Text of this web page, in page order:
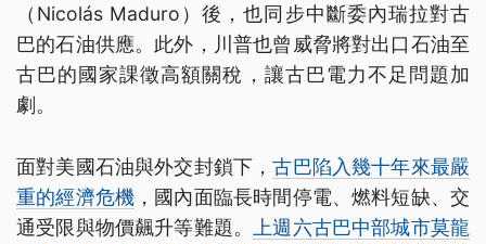
（Nicolás Maduro）後，也同步中斷委內瑞拉對古
巴的石油供應。此外，川普也曾威脅將對出口石油至
古巴的國家課徵高額關稅，讓古巴電力不足問題加
劇。
面對美國石油與外交封鎖下，古巴陷入幾十年來最嚴
重的經濟危機 ，國內面臨長時間停電、燃料短缺、交
通受限與物價飆升等難題。
上週六古巴中部城市莫龍